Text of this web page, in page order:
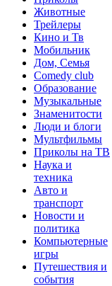
Животные
Трейлеры
Кино и Тв
Мобильник
Дом, Семья
Comedy club
Образование
Музыкальные
Знаменитости
Люди и блоги
Мультфильмы
Приколы на ТВ
Наука и
техника
Авто и
транспорт
Новости и
политика
Компьютерные
игры
Путешествия и
события